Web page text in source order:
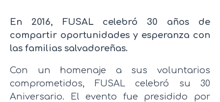
En 2016, FUSAL celebró 30 años de
compartir oportunidades y esperanza con
las familias salvadoreñas.
Con un homenaje a sus voluntarios
comprometidos, FUSAL celebró su 30
Aniversario. El evento fue presidido por